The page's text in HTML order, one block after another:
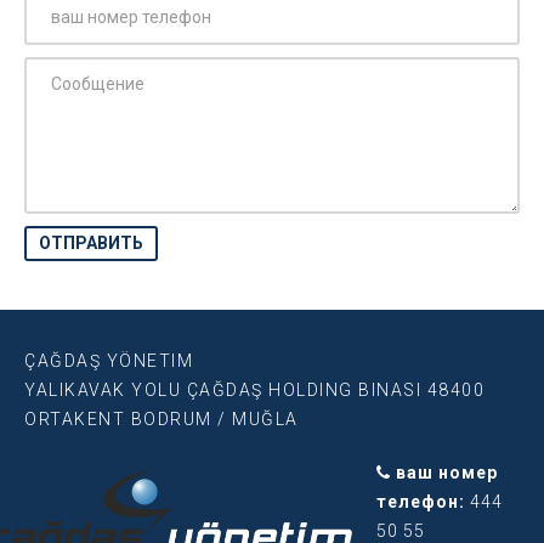
ÇAĞDAŞ YÖNETIM
YALIKAVAK YOLU ÇAĞDAŞ HOLDING BINASI 48400
ORTAKENT BODRUM / MUĞLA
ваш номер
телефон: 444
50 55